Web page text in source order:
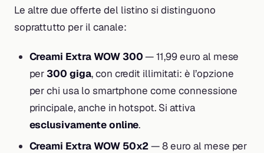
Le altre due offerte del listino si distinguono
soprattutto per il canale:
Creami Extra WOW 300— 11,99 euro al mese
per300 giga, con credit illimitati: è l’opzione
per chi usa lo smartphone come connessione
principale, anche in hotspot. Si attiva
esclusivamente online.
Creami Extra WOW 50x2— 8 euro al mese per